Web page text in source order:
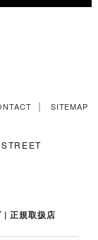
｜ SITEMAP
STREET
正規取扱店